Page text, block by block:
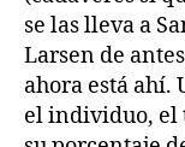
se las lleva a
Larsen de
ahora está ahí.
el individuo, el